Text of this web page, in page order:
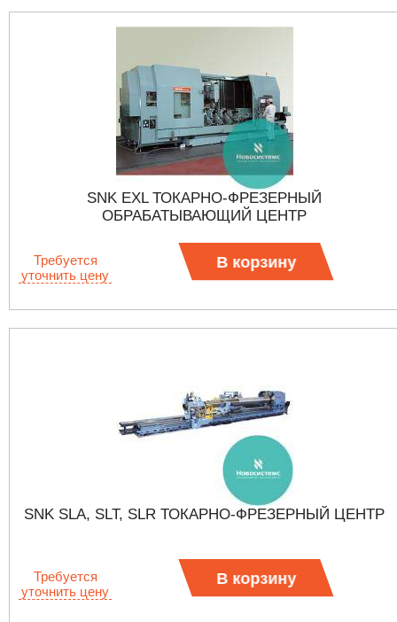
SNK EXL ТОКАРНО-ФРЕЗЕРНЫЙ
ОБРАБАТЫВАЮЩИЙ ЦЕНТР
Требуется
уточнить цену
В корзину
SNK SLA, SLT, SLR ТОКАРНО-ФРЕЗЕРНЫЙ ЦЕНТР
Требуется
уточнить цену
В корзину